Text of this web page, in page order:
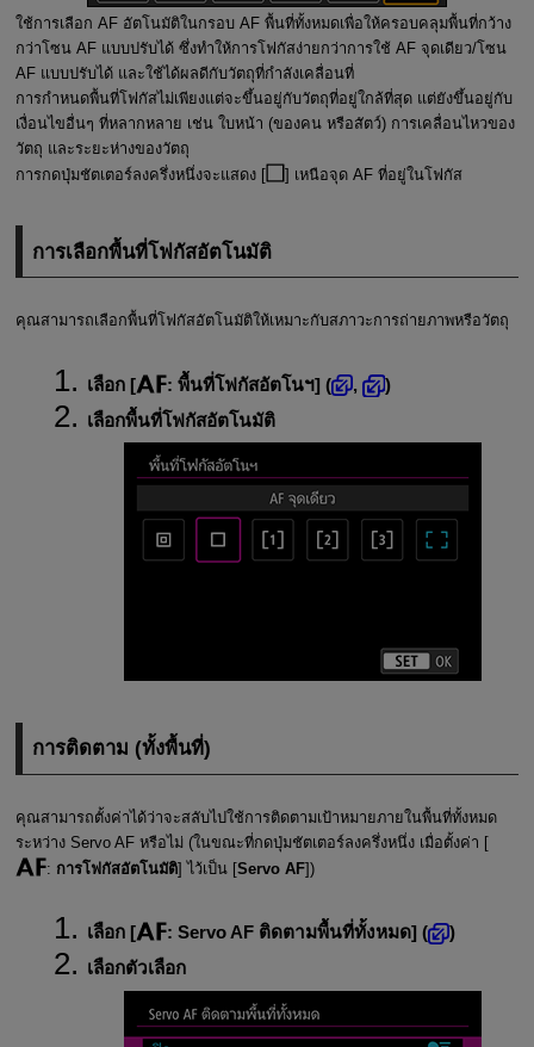
ใช้การเลือก AF อัตโนมัติในกรอบ AF พื้นที่ทั้งหมดเพื่อให้ครอบคลุมพื้นที่กว้าง
กว่าโซน AF แบบปรับได้ ซึ่งทำให้การโฟกัสง่ายกว่าการใช้ AF จุดเดียว/โซน
AF แบบปรับได้ และใช้ได้ผลดีกับวัตถุที่กำลังเคลื่อนที่
การกำหนดพื้นที่โฟกัสไม่เพียงแต่จะขึ้นอยู่กับวัตถุที่อยู่ใกล้ที่สุด แต่ยังขึ้นอยู่กับ
เงื่อนไขอื่นๆ ที่หลากหลาย เช่น ใบหน้า (ของคน หรือสัตว์) การเคลื่อนไหวของ
วัตถุ และระยะห่างของวัตถุ
การกดปุ่มชัตเตอร์ลงครึ่งหนึ่งจะแสดง [
] เหนือจุด AF ที่อยู่ในโฟกัส
การเลือกพื้นที่โฟกัสอัตโนมัติ
คุณสามารถเลือกพื้นที่โฟกัสอัตโนมัติให้เหมาะกับสภาวะการถ่ายภาพหรือวัตถุ
เลือก [ : พื้นที่โฟกัสอัตโนฯ] ( ,
)
เลือกพื้นที่โฟกัสอัตโนมัติ
การติดตาม (ทั้งพื้นที่)
คุณสามารถตั้งค่าได้ว่าจะสลับไปใช้การติดตามเป้าหมายภายในพื้นที่ทั้งหมด
ระหว่าง Servo AF หรือไม่ (ในขณะที่กดปุ่มชัตเตอร์ลงครึ่งหนึ่ง เมื่อตั้งค่า [
: การโฟกัสอัตโนมัติ] ไว้เป็น [Servo AF])
เลือก [ : Servo AF ติดตามพื้นที่ทั้งหมด] (
)
เลือกตัวเลือก